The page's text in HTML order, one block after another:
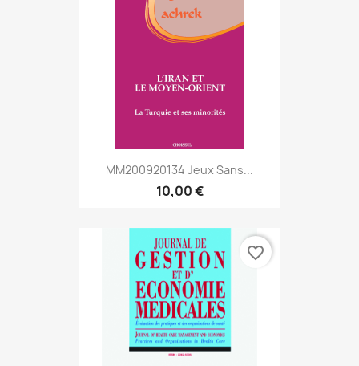
MM200920134 Jeux Sans...
10,00 €
favorite_border